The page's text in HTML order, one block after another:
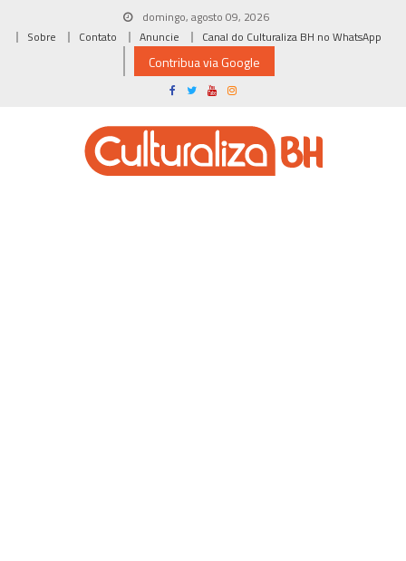
domingo, agosto 09, 2026
Sobre
Contato Anuncie Canal do Culturaliza BH no WhatsApp
Contribua via Google